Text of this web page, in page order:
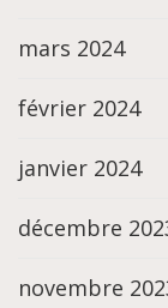
mars 2024
février 2024
janvier 2024
décembre
novembre